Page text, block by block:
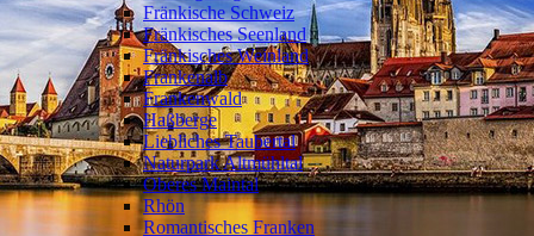
Fränkische Schweiz
Fränkisches Seenland
Fränkisches Weinland
Frankenalb
Frankenwald
Haßberge
Liebliches Taubertal
Naturpark Altmühltal
Oberes Maintal
Rhön
Romantisches Franken